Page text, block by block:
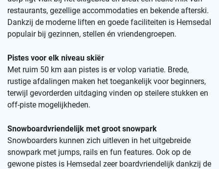
restaurants, gezellige accommodaties en bekende afterski.
Dankzij de moderne liften en goede faciliteiten is Hemsedal
populair bij gezinnen, stellen én vriendengroepen.
Pistes voor elk niveau skiër
Met ruim 50 km aan pistes is er volop variatie. Brede,
rustige afdalingen maken het toegankelijk voor beginners,
terwijl gevorderden uitdaging vinden op steilere stukken en
off-piste mogelijkheden.
Snowboardvriendelijk met groot snowpark
Snowboarders kunnen zich uitleven in het uitgebreide
snowpark met jumps, rails en fun features. Ook op de
gewone pistes is Hemsedal zeer boardvriendelijk dankzij de